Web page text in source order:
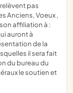
pas
Anciens, Voeux ,
affiliation à :
auront à
de la
il sera fait
du bureau du
le soutien et